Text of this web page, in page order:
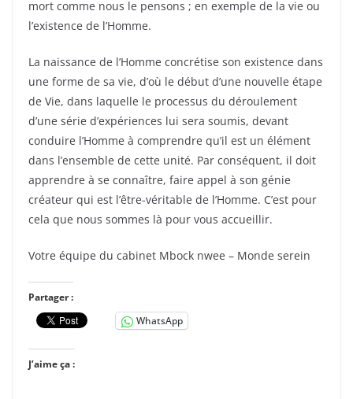
mort comme nous le pensons ; en exemple de la vie ou
l’existence de l’Homme.
La naissance de l’Homme concrétise son existence dans
une forme de sa vie, d’où le début d’une nouvelle étape
de Vie, dans laquelle le processus du déroulement
d’une série d’expériences lui sera soumis, devant
conduire l’Homme à comprendre qu’il est un élément
dans l’ensemble de cette unité. Par conséquent, il doit
apprendre à se connaître, faire appel à son génie
créateur qui est l’être-véritable de l’Homme. C’est pour
cela que nous sommes là pour vous accueillir.
Votre équipe du cabinet Mbock nwee – Monde serein
Partager :
WhatsApp
J’aime ça :